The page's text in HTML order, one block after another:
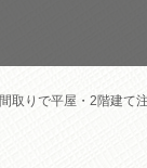
りで平屋・2階建て